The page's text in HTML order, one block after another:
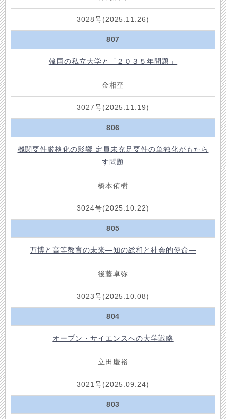
3028号(2025.11.26)
807
韓国の私立大学と「２０３５年問題」
金相奎
3027号(2025.11.19)
806
機関要件厳格化の影響 定員未充足要件の単独化がもたら
す問題
橋本侑樹
3024号(2025.10.22)
805
万博と高等教育の未来―知の総和と社会的使命―
後藤卓弥
3023号(2025.10.08)
804
オープン・サイエンスへの大学戦略
立田慶裕
3021号(2025.09.24)
803